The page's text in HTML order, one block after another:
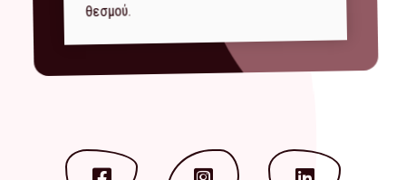
θεσμού.